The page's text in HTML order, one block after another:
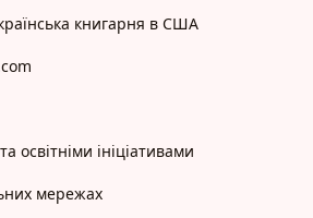
книгарня в США
освітніми ініціативами
мережах